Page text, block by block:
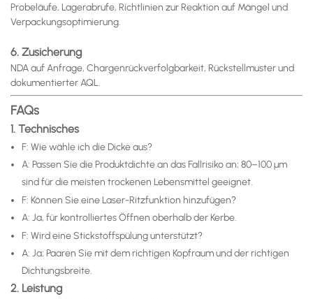
Probeläufe, Lagerabrufe, Richtlinien zur Reaktion auf Mängel und
Verpackungsoptimierung.
6. Zusicherung
NDA auf Anfrage, Chargenrückverfolgbarkeit, Rückstellmuster und
dokumentierter AQL.
FAQs
1. Technisches
F: Wie wähle ich die Dicke aus?
A: Passen Sie die Produktdichte an das Fallrisiko an; 80–100 μm
sind für die meisten trockenen Lebensmittel geeignet.
F: Können Sie eine Laser-Ritzfunktion hinzufügen?
A: Ja, für kontrolliertes Öffnen oberhalb der Kerbe.
F: Wird eine Stickstoffspülung unterstützt?
A: Ja; Paaren Sie mit dem richtigen Kopfraum und der richtigen
Dichtungsbreite.
2. Leistung